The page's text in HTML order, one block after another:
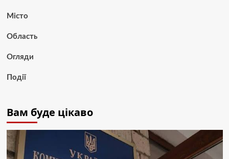
Місто
Область
Огляди
Події
Вам буде цікаво